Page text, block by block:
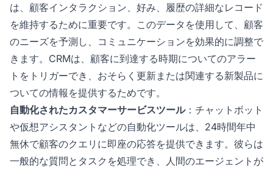
は、顧客インタラクション、好み、履歴の詳細なレコード
を維持するために重要です。このデータを使用して、顧客
のニーズを予測し、コミュニケーションを効果的に調整で
きます。CRMは、顧客に到達する時期についてのアラー
トをトリガーでき、おそらく更新または関連する新製品に
ついての情報を提供するためです。
自動化されたカスタマーサービスツール：チャットボット
や仮想アシスタントなどの自動化ツールは、24時間年中
無休で顧客のクエリに即座の応答を提供できます。彼らは
一般的な質問とタスクを処理でき、人間のエージェントが